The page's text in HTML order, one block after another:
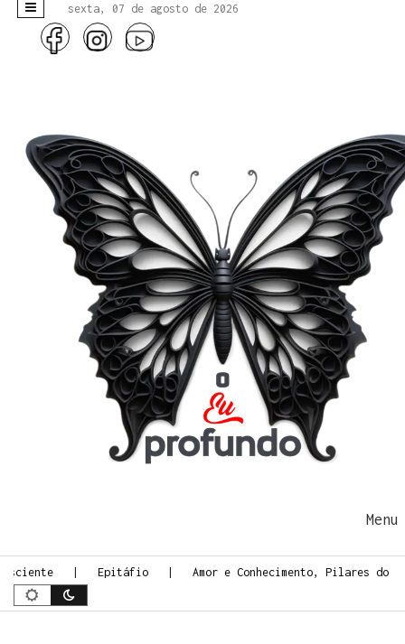
sexta, 07 de agosto de 2026
Epitáfio Amor e Conhecimento, Pilares do